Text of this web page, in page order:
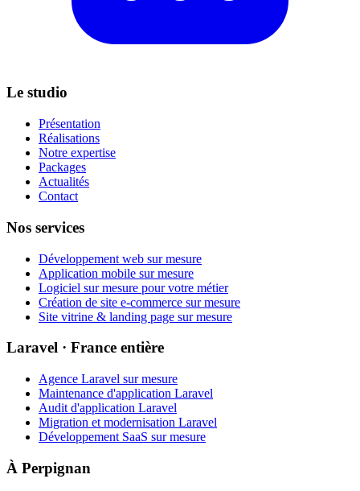
Le studio
Présentation
Réalisations
Notre expertise
Packages
Actualités
Contact
Nos services
Développement web sur mesure
Application mobile sur mesure
Logiciel sur mesure pour votre métier
Création de site e-commerce sur mesure
Site vitrine & landing page sur mesure
Laravel · France entière
Agence Laravel sur mesure
Maintenance d'application Laravel
Audit d'application Laravel
Migration et modernisation Laravel
Développement SaaS sur mesure
À Perpignan